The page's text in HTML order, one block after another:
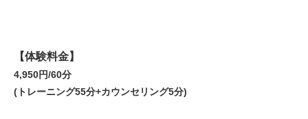
【体験料金】
4,950円/60分
(トレーニング55分+カウンセリング5分)